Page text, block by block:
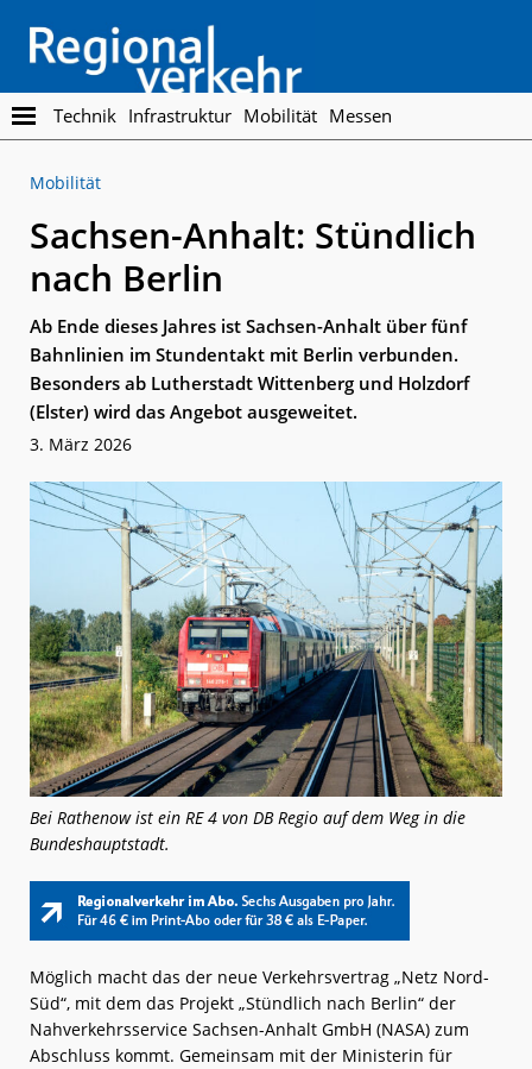
main
content
footer
Regionalverkehr
Die
Fachzeitschrift
den
Personennahverkehr
Technik Infrastruktur Mobilität Messen
Mobilität
Sachsen-Anhalt: Stündlich
nach Berlin
Ab Ende dieses Jahres ist Sachsen-Anhalt über fünf
Bahnlinien im Stundentakt mit Berlin verbunden.
Besonders ab Lutherstadt Wittenberg und Holzdorf
(Elster) wird das Angebot ausgeweitet.
3. März 2026
Bei Rathenow ist ein RE 4 von DB Regio auf dem Weg in die
Bundeshauptstadt.
Möglich macht das der neue Verkehrsvertrag „Netz Nord-
Süd“, mit dem das Projekt „Stündlich nach Berlin“ der
Nahverkehrsservice Sachsen-Anhalt GmbH (NASA) zum
Abschluss kommt. Gemeinsam mit der Ministerin für